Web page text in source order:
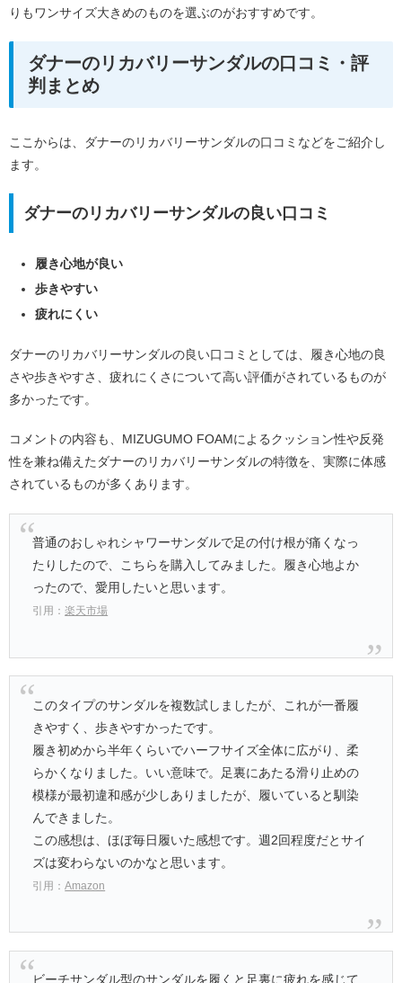
りもワンサイズ大きめのものを選ぶのがおすすめです。
ダナーのリカバリーサンダルの口コミ・評
判まとめ
ここからは、ダナーのリカバリーサンダルの口コミなどをご紹介し
ます。
ダナーのリカバリーサンダルの良い口コミ
履き心地が良い
歩きやすい
疲れにくい
ダナーのリカバリーサンダルの良い口コミとしては、履き心地の良
さや歩きやすさ、疲れにくさについて高い評価がされているものが
多かったです。
コメントの内容も、MIZUGUMO FOAMによるクッション性や反発
性を兼ね備えたダナーのリカバリーサンダルの特徴を、実際に体感
されているものが多くあります。
普通のおしゃれシャワーサンダルで足の付け根が痛くなっ
たりしたので、こちらを購入してみました。履き心地よか
ったので、愛用したいと思います。
引用：楽天市場
このタイプのサンダルを複数試しましたが、これが一番履
きやすく、歩きやすかったです。
履き初めから半年くらいでハーフサイズ全体に広がり、柔
らかくなりました。いい意味で。足裏にあたる滑り止めの
模様が最初違和感が少しありましたが、履いていると馴染
んできました。
この感想は、ほぼ毎日履いた感想です。週2回程度だとサイ
ズは変わらないのかなと思います。
引用：Amazon
ビーチサンダル型のサンダルを履くと足裏に疲れを感じて